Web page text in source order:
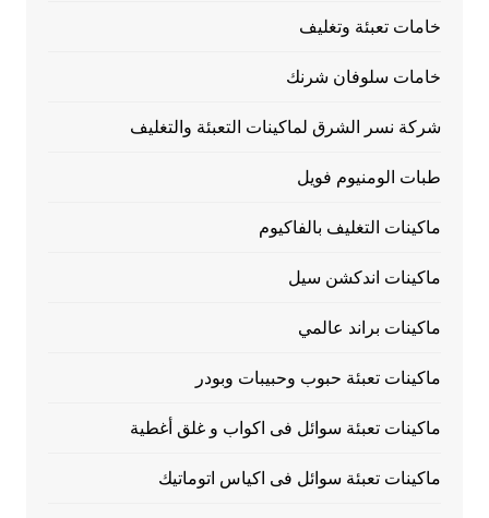
خامات تعبئة وتغليف
خامات سلوفان شرنك
شركة نسر الشرق لماكينات التعبئة والتغليف
طبات الومنيوم فويل
ماكينات التغليف بالفاكيوم
ماكينات اندكشن سيل
ماكينات براند عالمي
ماكينات تعبئة حبوب وحبيبات وبودر
ماكينات تعبئة سوائل فى اكواب و غلق أغطية
ماكينات تعبئة سوائل فى اكياس اتوماتيك